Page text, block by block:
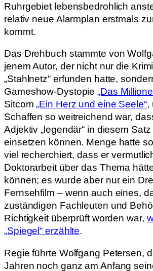
Ruhrgebiet lebensbedrohlich
relativ neue Alarmplan erstmals
kommt.
Das Drehbuch stammte von
jenem Autor, der nicht nur die
„Stahlnetz“ erfunden hatte,
Gameshow-Dystopie„Das
Sitcom„Ein Herz und eine Seele“,
Schaffen so weitreichend war,
Adjektiv „legendär“ in diesem
einsetzen können. Menge hatte
viel recherchiert, dass er
Doktorarbeit über das Thema
können; es wurde aber nur ein
Fernsehfilm – wenn auch eines,
zuständigen Fachleuten und
Richtigkeit überprüft worden war,
„Spiegel“ erzählte.
Regie führte Wolfgang Petersen,
Jahren noch ganz am Anfang